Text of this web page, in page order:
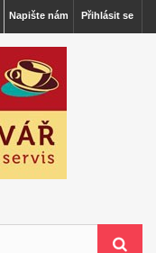
Přihlásit se
Napište nám